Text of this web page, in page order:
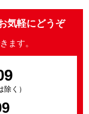
気軽にどうぞ
ます。
く）